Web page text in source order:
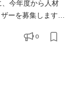
今年度から人材
ーを募集します。
ムカードの
0